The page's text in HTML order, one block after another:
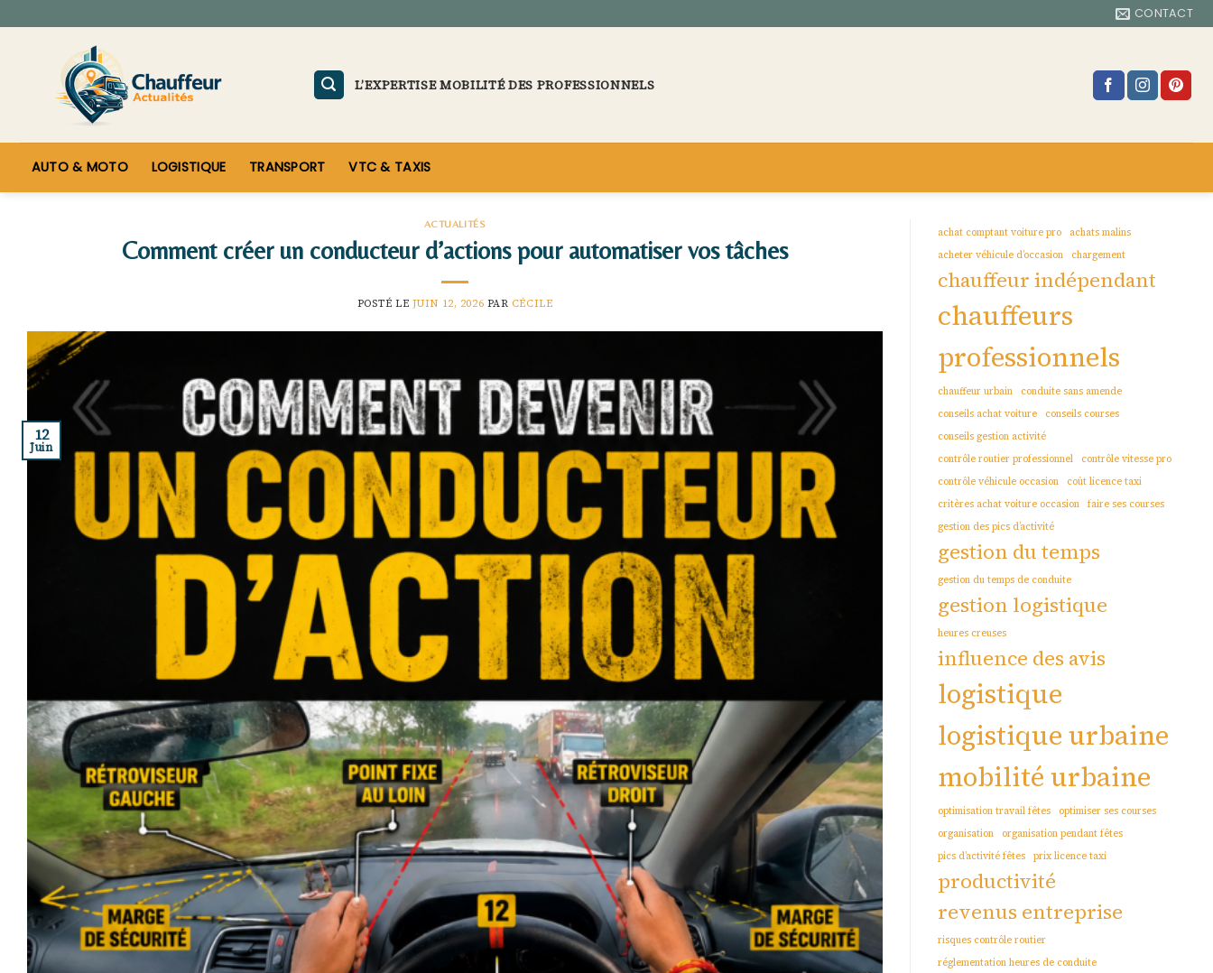
to
CONTACT
L’EXPERTISE MOBILITÉ DES PROFESSIONNELS
AUTO & MOTO LOGISTIQUE TRANSPORT VTC & TAXIS
ACTUALITÉS
Comment créer un conducteur d’actions pour automatiser vos tâches
POSTÉ LE JUIN 12, 2026 PAR CÉCILE
12
Juin
achat comptant voiture pro
achats malins
acheter véhicule d’occasion
chargement
chauffeur indépendant
chauffeurs
professionnels
chauffeur urbain
conduite sans amende
conseils achat voiture
conseils courses
conseils gestion activité
contrôle routier professionnel
contrôle vitesse pro
contrôle véhicule occasion
coût licence taxi
critères achat voiture occasion faire ses courses
gestion des pics d’activité
gestion du temps
gestion du temps de conduite
gestion logistique
heures creuses
influence des avis
logistique
logistique urbaine
mobilité urbaine
optimisation travail fêtes
optimiser ses courses
organisation
organisation pendant fêtes
pics d’activité fêtes prix licence taxi
productivité
revenus entreprise
risques contrôle routier
réglementation heures de conduite